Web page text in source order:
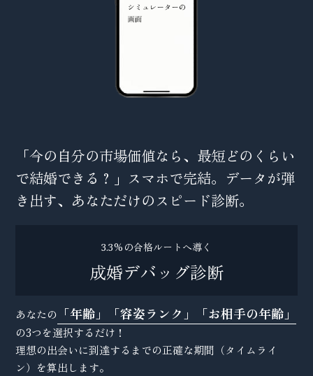
「今の自分の市場価値なら、最短どのくらい
で結婚できる？」スマホで完結。データが弾
き出す、あなただけのスピード診断。
3.3%の合格ルートへ導く
成婚デバッグ診断
あなたの 「年齢」「容姿ランク」「お相手の年齢」
の3つを選択するだけ！
理想の出会いに到達するまでの正確な期間（タイムライ
ン）を算出します。